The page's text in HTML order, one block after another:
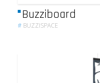
Buzziboard
# BUZZISPACE